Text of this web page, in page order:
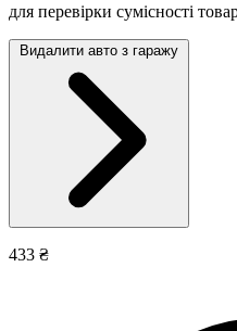
для перевірки сумісності
Видалити авто з гаражу
433 ₴